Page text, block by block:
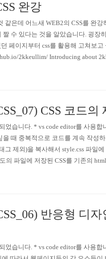
완강
같은데 어느새 WEB2의 CSS를 완
수 있다는 것을 알았습니다. 굉장
페이지부터 css를 활용해 고쳐보
2kkeullim/ Introducing about
CSS 코드의
었습니다. * vs code editor를 사용
때 중복적으로 코드를 계속 작성
그 제외)을 복사해서 style.css 파일
의 파일에 저장된 CSS를 기존의
반응형 디
었습니다. * vs code editor를 사용합